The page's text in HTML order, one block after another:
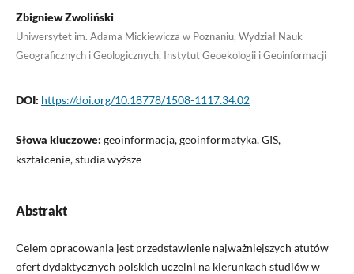
Zbigniew Zwoliński
Uniwersytet im. Adama Mickiewicza w Poznaniu, Wydział Nauk
Geograficznych i Geologicznych, Instytut Geoekologii i Geoinformacji
DOI: https://doi.org/10.18778/1508-1117.34.02
Słowa kluczowe: geoinformacja, geoinformatyka, GIS,
kształcenie, studia wyższe
Abstrakt
Celem opracowania jest przedstawienie najważniejszych atutów
ofert dydaktycznych polskich uczelni na kierunkach studiów w